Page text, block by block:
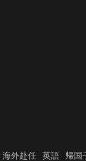
海外赴任 英語 帰国